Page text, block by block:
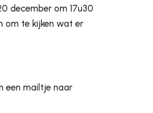
december om 17u30
om te kijken wat er
een mailtje naar